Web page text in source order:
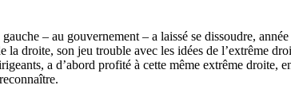
– au gouvernement – a laissé se dissoudre, année
la droite, son jeu trouble avec les idées de l’extrême
a d’abord profité à cette même extrême droite,